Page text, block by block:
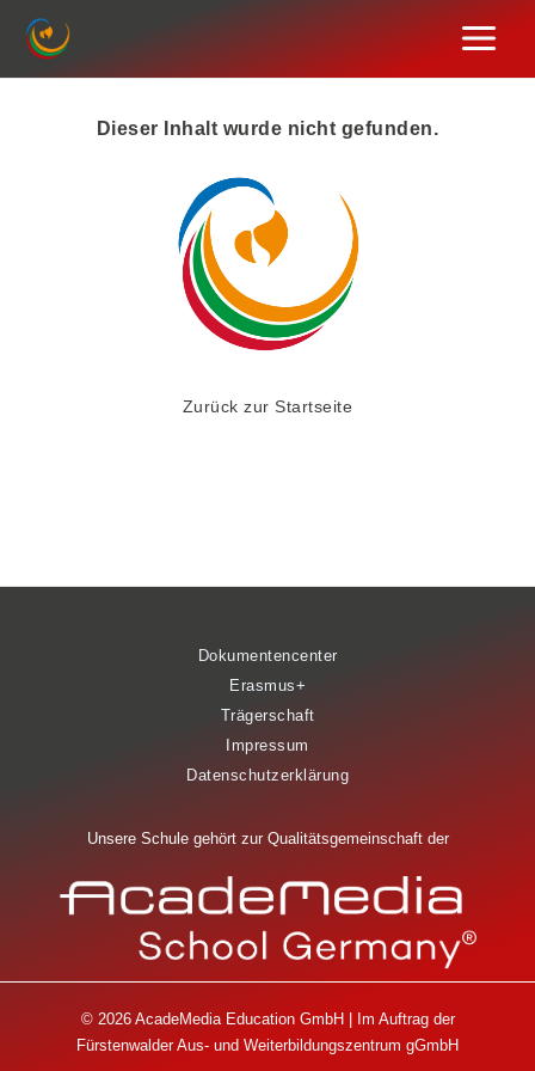
Zum
Inhalt
springen
Dieser Inhalt wurde nicht gefunden.
Zurück zur Startseite
Dokumentencenter
Erasmus+
Trägerschaft
Impressum
Datenschutzerklärung
Unsere Schule gehört zur Qualitätsgemeinschaft der
© 2026 AcadeMedia Education GmbH | Im Auftrag der
Fürstenwalder Aus- und Weiterbildungszentrum gGmbH